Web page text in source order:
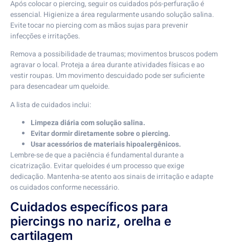
Após colocar o piercing, seguir os cuidados pós-perfuração é
essencial. Higienize a área regularmente usando solução salina.
Evite tocar no piercing com as mãos sujas para prevenir
infecções e irritações.
Remova a possibilidade de traumas; movimentos bruscos podem
agravar o local. Proteja a área durante atividades físicas e ao
vestir roupas. Um movimento descuidado pode ser suficiente
para desencadear um queloide.
A lista de cuidados inclui:
Limpeza diária com solução salina.
Evitar dormir diretamente sobre o piercing.
Usar acessórios de materiais hipoalergênicos.
Lembre-se de que a paciência é fundamental durante a
cicatrização. Evitar queloides é um processo que exige
dedicação. Mantenha-se atento aos sinais de irritação e adapte
os cuidados conforme necessário.
Cuidados específicos para
piercings no nariz, orelha e
cartilagem